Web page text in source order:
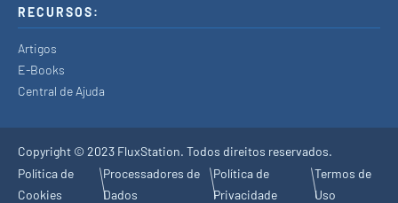
RECURSOS:
Artigos
E-Books
Central de Ajuda
Copyright © 2023 FluxStation. Todos direitos reservados.
Política de
Cookies
Processadores de
Dados
Política de
Privacidade
Termos de
Uso